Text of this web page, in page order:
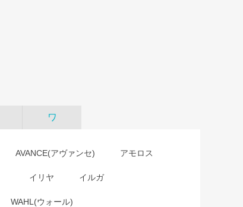
ワ
AVANCE(アヴァンセ) アモロス
イリヤ イルガ
WAHL(ウォール)